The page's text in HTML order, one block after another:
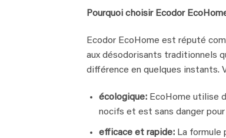
Pourquoi choisir Ecodor
Ecodor EcoHome est réputé
aux désodorisants traditionnels
différence en quelques instants.
écologique:EcoHome utilise
nocifs et est sans danger
efficace et rapide:La formule